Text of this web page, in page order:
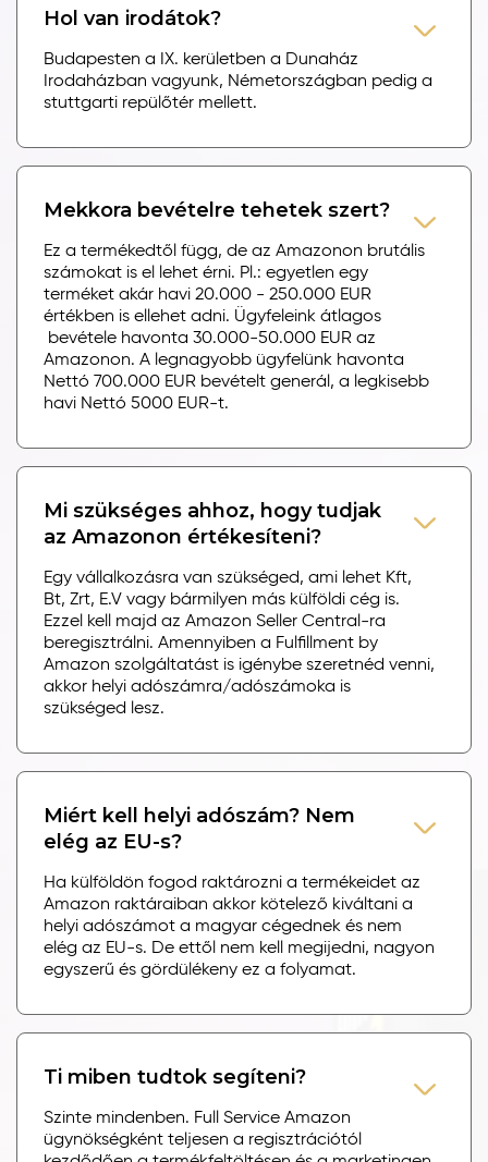
Hol van irodátok?
Budapesten a IX. kerületben a Dunaház
Irodaházban vagyunk, Németországban pedig a
stuttgarti repülőtér mellett.
Mekkora bevételre tehetek szert?
Ez a termékedtől függ, de az Amazonon brutális
számokat is el lehet érni. Pl.: egyetlen egy
terméket akár havi 20.000 - 250.000 EUR
értékben is ellehet adni. Ügyfeleink átlagos
bevétele havonta 30.000-50.000 EUR az
Amazonon. A legnagyobb ügyfelünk havonta
Nettó 700.000 EUR bevételt generál, a legkisebb
havi Nettó 5000 EUR-t.
Mi szükséges ahhoz, hogy tudjak
az Amazonon értékesíteni?
Egy vállalkozásra van szükséged, ami lehet Kft,
Bt, Zrt, E.V vagy bármilyen más külföldi cég is.
Ezzel kell majd az Amazon Seller Central-ra
beregisztrálni. Amennyiben a Fulfillment by
Amazon szolgáltatást is igénybe szeretnéd venni,
akkor helyi adószámra/adószámoka is
szükséged lesz.
Miért kell helyi adószám? Nem
elég az EU-s?
Ha külföldön fogod raktározni a termékeidet az
Amazon raktáraiban akkor kötelező kiváltani a
helyi adószámot a magyar cégednek és nem
elég az EU-s. De ettől nem kell megijedni, nagyon
egyszerű és gördülékeny ez a folyamat.
Ti miben tudtok segíteni?
Szinte mindenben. Full Service Amazon
ügynökségként teljesen a regisztrációtól